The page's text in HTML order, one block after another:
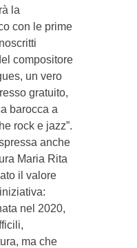
la
con le prime
compositore
un vero
gratuito,
barocca a
rock e jazz”.
anche
Maria Rita
il valore
nel 2020,
ma che